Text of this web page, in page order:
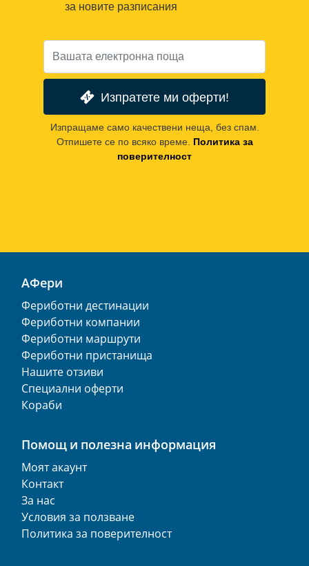
за новите разписания
Изпратете ми оферти!
Изпращаме само качествени неща, без спам.
Отпишете се по всяко време. Политика за
поверителност
АФери
Фериботни дестинации
Фериботни компании
Фериботни маршрути
Фериботни пристанища
Нашите отзиви
Специални оферти
Кораби
Помощ и полезна информация
Моят акаунт
Контакт
За нас
Условия за ползване
Политика за поверителност